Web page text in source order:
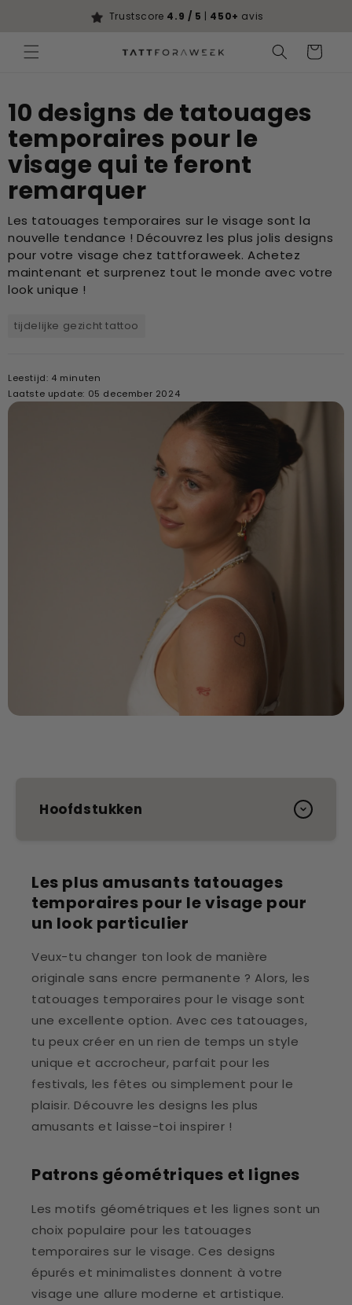
Trustscore 4.9 / 5 | 450+ avis
Panier
10 designs de tatouages
temporaires pour le
visage qui te feront
remarquer
Les tatouages temporaires sur le visage sont la
nouvelle tendance ! Découvrez les plus jolis designs
pour votre visage chez tattforaweek. Achetez
maintenant et surprenez tout le monde avec votre
look unique !
tijdelijke gezicht tattoo
Leestijd: 4 minuten
Laatste update: 05 december 2024
Hoofdstukken
Les plus amusants tatouages
temporaires pour le visage pour
un look particulier
Veux-tu changer ton look de manière
originale sans encre permanente ? Alors, les
tatouages temporaires pour le visage sont
une excellente option. Avec ces tatouages,
tu peux créer en un rien de temps un style
unique et accrocheur, parfait pour les
festivals, les fêtes ou simplement pour le
plaisir. Découvre les designs les plus
amusants et laisse-toi inspirer !
Patrons géométriques et lignes
Les motifs géométriques et les lignes sont un
choix populaire pour les tatouages
temporaires sur le visage. Ces designs
épurés et minimalistes donnent à votre
visage une allure moderne et artistique.